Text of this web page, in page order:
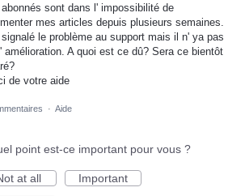
abonnés sont dans l' impossibilité de
mes articles depuis plusieurs semaines.
le problème au support mais il n' ya pas
amélioration. A quoi est ce dû? Sera ce bientôt
de votre aide
· Aide
point est-ce important pour vous ?
at all
Important